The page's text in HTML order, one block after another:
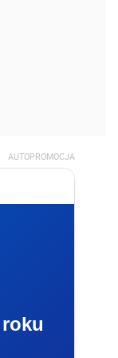
AUTOPROMOCJA